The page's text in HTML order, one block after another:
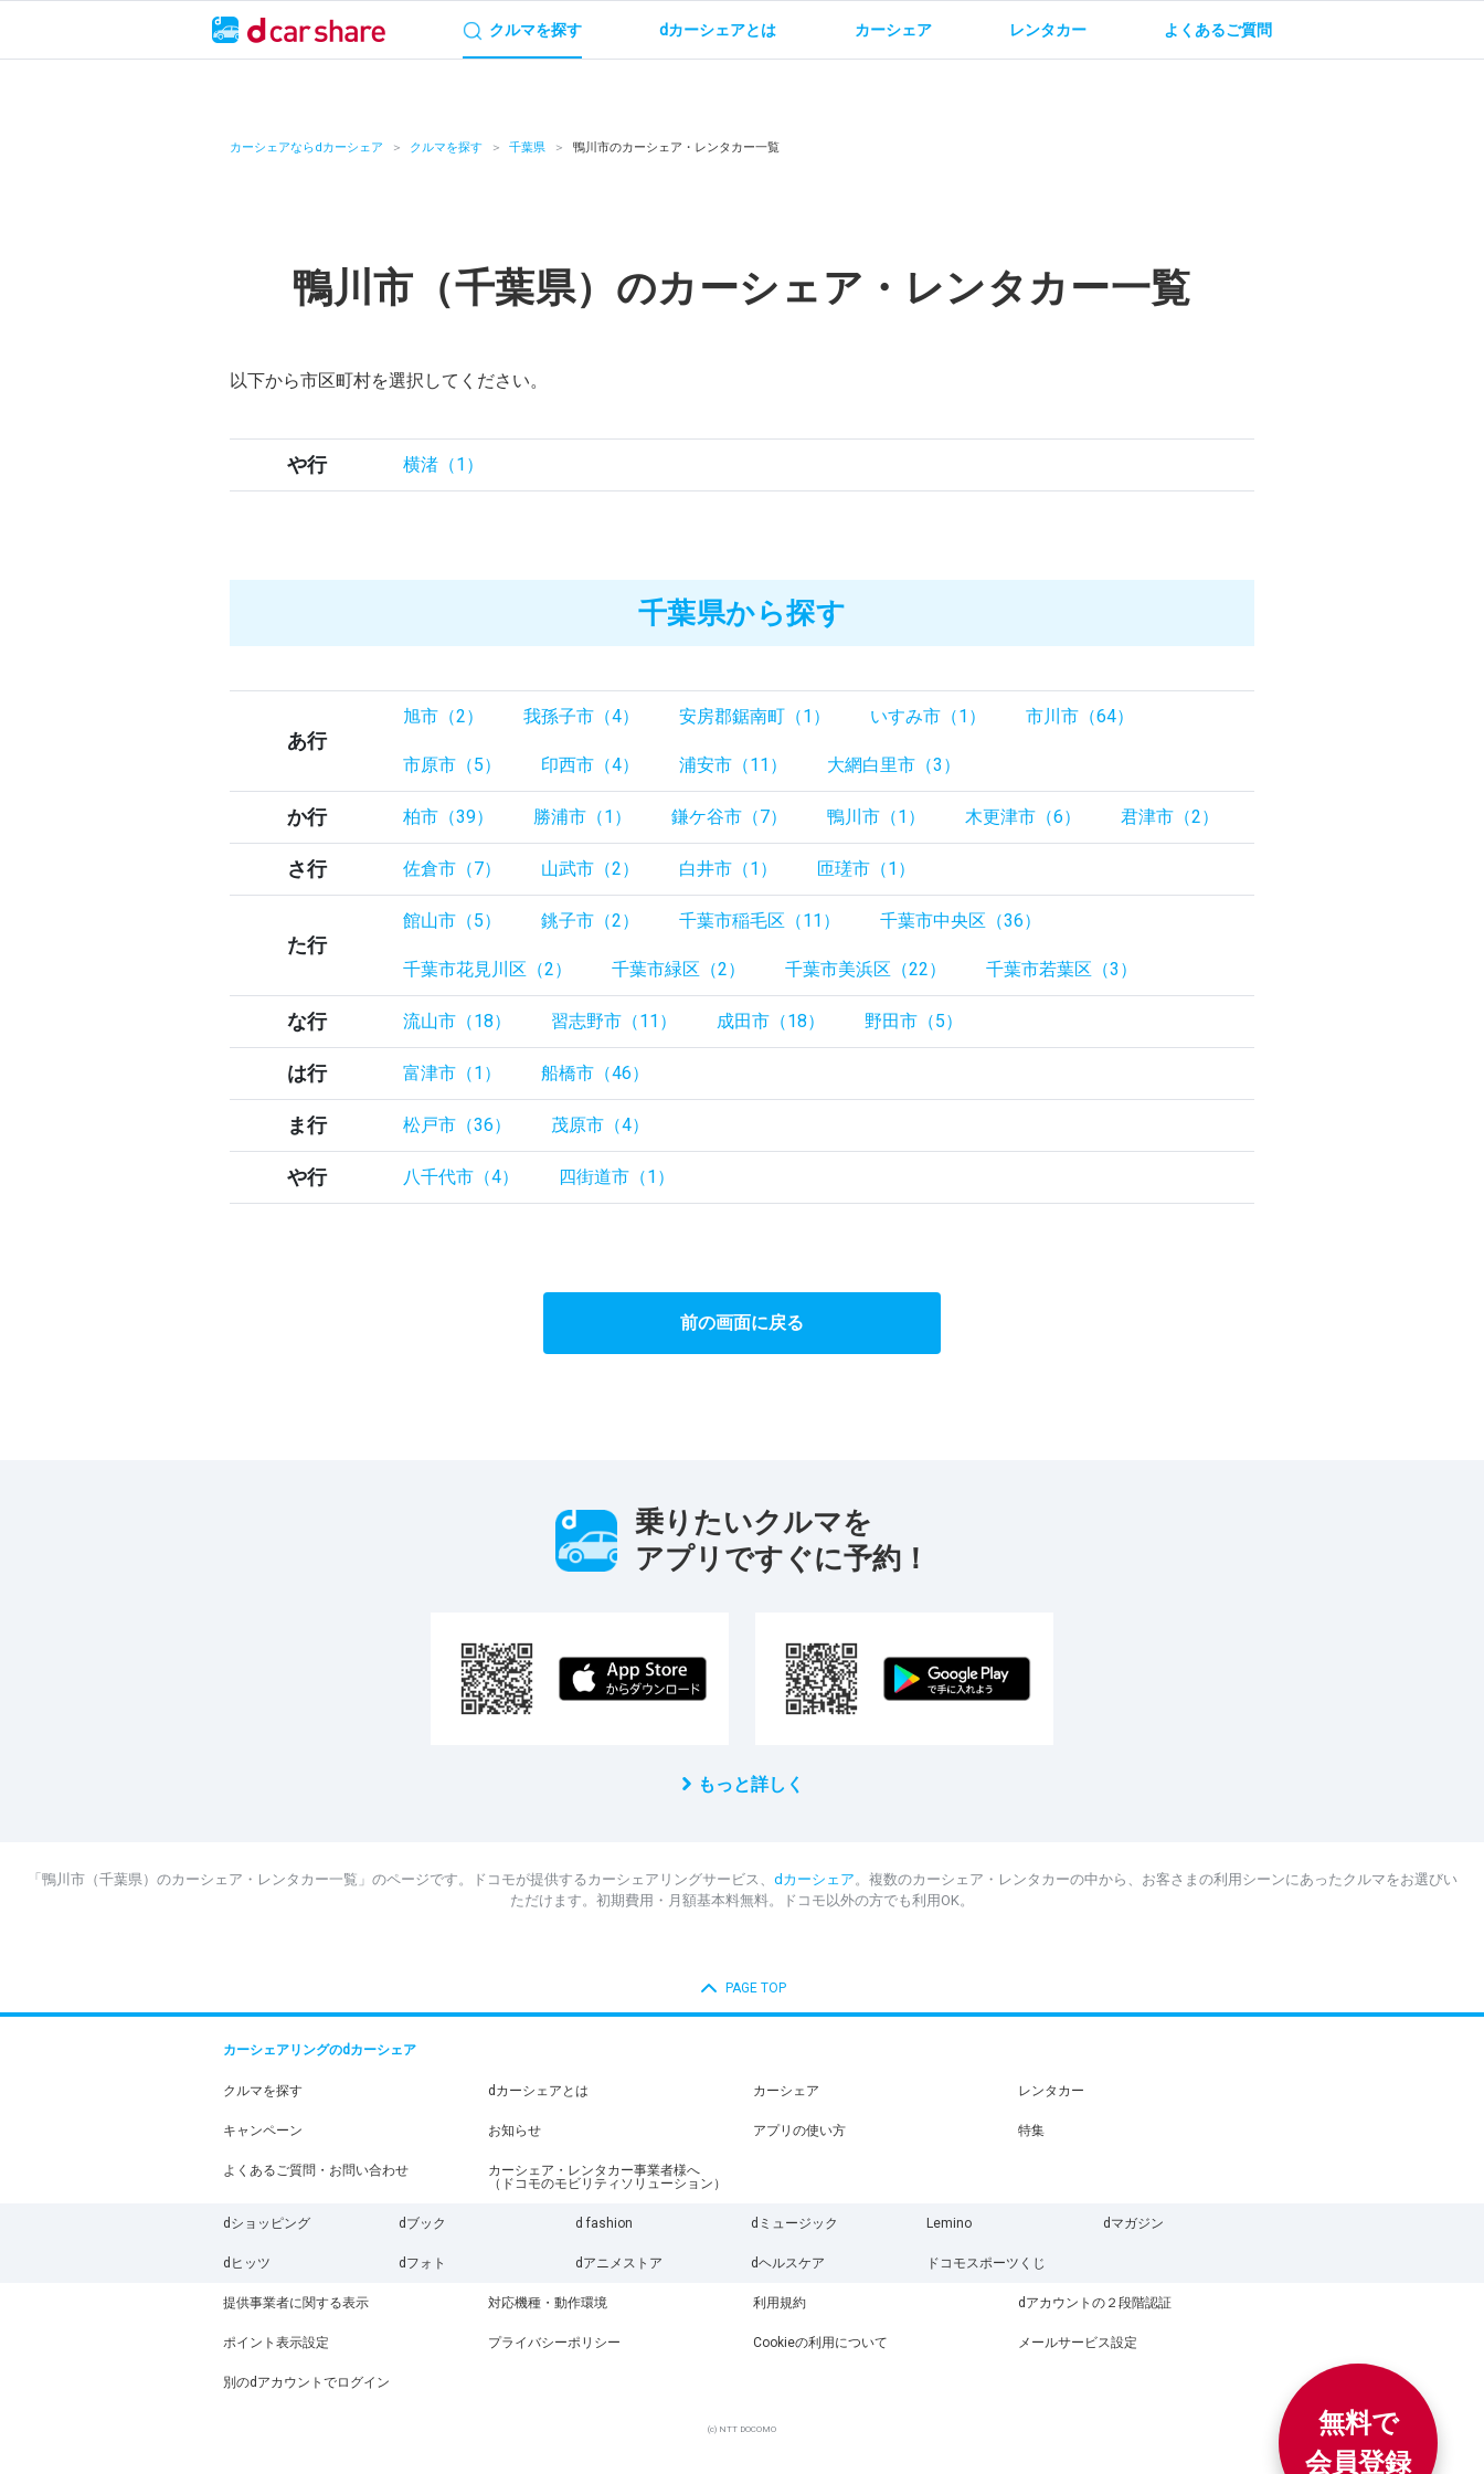
クルマを探す dカーシェアとは カーシェア レンタカー よくあるご質問
カーシェアならdカーシェア クルマを探す 千葉県 鴨川市のカーシェア・レンタカー一覧
鴨川市（千葉県）のカーシェア・レンタカー一覧
以下から市区町村を選択してください。
や行 横渚（1）
千葉県から探す
あ行
旭市（2） 我孫子市（4） 安房郡鋸南町（1） いすみ市（1） 市川市（64）
市原市（5） 印西市（4） 浦安市（11） 大網白里市（3）
か行 柏市（39） 勝浦市（1） 鎌ケ谷市（7） 鴨川市（1） 木更津市（6） 君津市（2）
さ行 佐倉市（7） 山武市（2） 白井市（1） 匝瑳市（1）
た行
館山市（5） 銚子市（2） 千葉市稲毛区（11） 千葉市中央区（36）
千葉市花見川区（2） 千葉市緑区（2） 千葉市美浜区（22） 千葉市若葉区（3）
な行 流山市（18） 習志野市（11） 成田市（18） 野田市（5）
は行 富津市（1） 船橋市（46）
ま行 松戸市（36） 茂原市（4）
や行 八千代市（4） 四街道市（1）
前の画面に戻る
無料で
会員登録
乗りたいクルマを
アプリですぐに予約！
もっと詳しく
「鴨川市（千葉県）のカーシェア・レンタカー一覧」のページです。ドコモが提供するカーシェアリングサービス、 dカーシェア。複数のカーシェア・レンタカーの中から、お客さまの利用シーンにあったクルマをお選びい
ただけます。初期費用・月額基本料無料。ドコモ以外の方でも利用OK。
PAGE TOP
カーシェアリングのdカーシェア
クルマを探す dカーシェアとは カーシェア レンタカー
キャンペーン お知らせ アプリの使い方 特集
よくあるご質問・お問い合わせ
カーシェア・レンタカー事業者様へ
（ドコモのモビリティソリューション）
dショッピング dブック d fashion dミュージック Lemino dマガジン
dヒッツ dフォト dアニメストア dヘルスケア ドコモスポーツくじ
提供事業者に関する表示 対応機種・動作環境 利用規約 dアカウントの２段階認証
ポイント表示設定 プライバシーポリシー Cookieの利用について メールサービス設定
別のdアカウントでログイン
(c) NTT DOCOMO
よくあるご質問・お問い合わせ
アプリの使い方